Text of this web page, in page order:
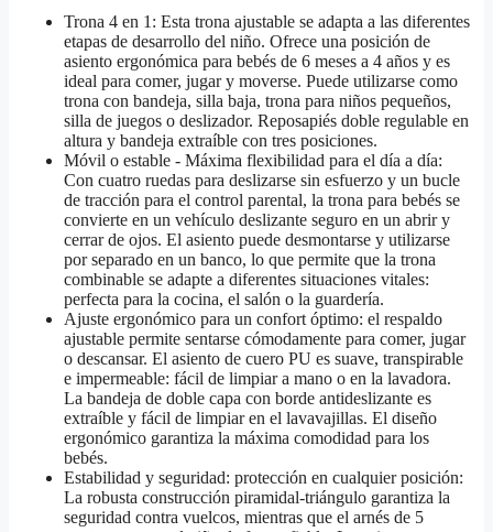
Trona 4 en 1: Esta trona ajustable se adapta a las diferentes
etapas de desarrollo del niño. Ofrece una posición de
asiento ergonómica para bebés de 6 meses a 4 años y es
ideal para comer, jugar y moverse. Puede utilizarse como
trona con bandeja, silla baja, trona para niños pequeños,
silla de juegos o deslizador. Reposapiés doble regulable en
altura y bandeja extraíble con tres posiciones.
Móvil o estable - Máxima flexibilidad para el día a día:
Con cuatro ruedas para deslizarse sin esfuerzo y un bucle
de tracción para el control parental, la trona para bebés se
convierte en un vehículo deslizante seguro en un abrir y
cerrar de ojos. El asiento puede desmontarse y utilizarse
por separado en un banco, lo que permite que la trona
combinable se adapte a diferentes situaciones vitales:
perfecta para la cocina, el salón o la guardería.
Ajuste ergonómico para un confort óptimo: el respaldo
ajustable permite sentarse cómodamente para comer, jugar
o descansar. El asiento de cuero PU es suave, transpirable
e impermeable: fácil de limpiar a mano o en la lavadora.
La bandeja de doble capa con borde antideslizante es
extraíble y fácil de limpiar en el lavavajillas. El diseño
ergonómico garantiza la máxima comodidad para los
bebés.
Estabilidad y seguridad: protección en cualquier posición:
La robusta construcción piramidal-triángulo garantiza la
seguridad contra vuelcos, mientras que el arnés de 5